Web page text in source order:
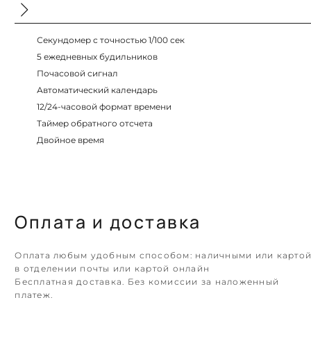
Секундомер с точностью 1/100 сек
5 ежедневных будильников
Почасовой сигнал
Автоматический календарь
12/24-часовой формат времени
Таймер обратного отсчета
Двойное время
Оплата и доставка
Оплата любым удобным способом: наличными или
в отделении почты или картой онлайн
Бесплатная доставка. Без комиссии за наложенный
платеж.